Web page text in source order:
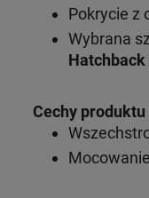
Pokrycie z
Wybrana
Cechy produktu